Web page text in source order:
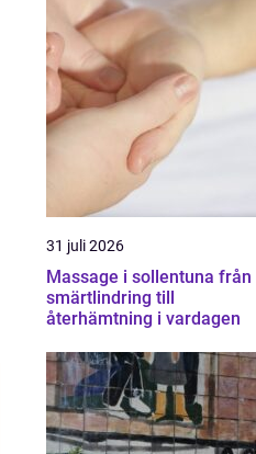
31 juli 2026
Massage i sollentuna från
smärtlindring till
återhämtning i vardagen